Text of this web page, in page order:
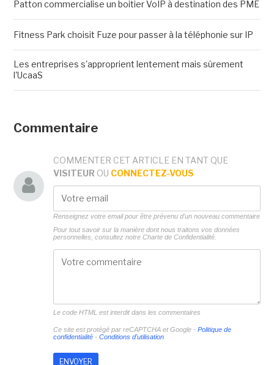
Patton commercialise un boitier VoIP à destination des PME
Fitness Park choisit Fuze pour passer à la téléphonie sur IP
Les entreprises s'approprient lentement mais sûrement
l'UcaaS
Commentaire
COMMENTER CET ARTICLE EN TANT QUE
VISITEUR OU CONNECTEZ-VOUS
Renseignez votre email pour être prévenu d'un nouveau commentaire
Pour tout savoir sur la manière dont nous traitons vos données
personnelles, consultez notre Charte de Confidentialité.
Le code HTML est interdit dans les commentaires
Ce site est protégé par reCAPTCHA et Google - Politique de
confidentialité- Conditions d'utilisation